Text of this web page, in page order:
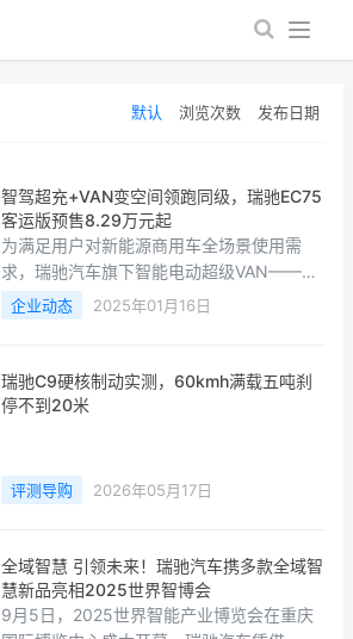
默认 浏览次数 发布日期
智驾超充+VAN变空间领跑同级，瑞驰EC75
客运版预售8.29万元起
为满足用户对新能源商用车全场景使用需
求，瑞驰汽车旗下智能电动超级VAN——瑞
驰EC75，将推出客运版车型，并于1月16日
开启预售，智驾版抢鲜价8.29万元起。瑞驰
计，凭借独特的路权优势及宜商宜家的特
性，为用户提供更多创富选择。尤为值得一
高效的创富全新体验。在预售期间下订，用
户可享受以
企业动态 2025年01月16日
瑞驰C9硬核制动实测，60kmh满载五吨刹
停不到20米
评测导购 2026年05月17日
全域智慧 引领未来！瑞驰汽车携多款全域智
慧新品亮相2025世界智博会
9月5日，2025世界智能产业博览会在重庆